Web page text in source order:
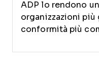
ADP lo rendono
organizzazioni più
conformità più